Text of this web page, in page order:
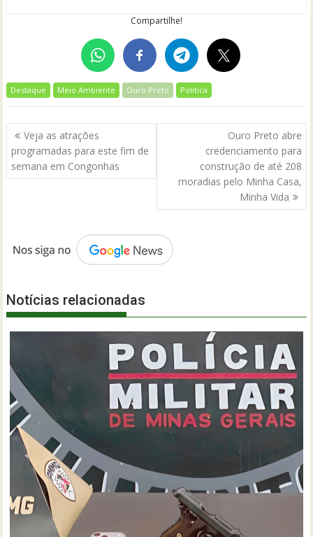
Compartilhe!
Destaque Meio Ambiente Ouro Preto Política
Navegação
de
Post
Veja as atrações
programadas para este fim de
semana em Congonhas
Ouro Preto abre
credenciamento para
construção de até 208
moradias pelo Minha Casa,
Minha Vida
Notícias relacionadas